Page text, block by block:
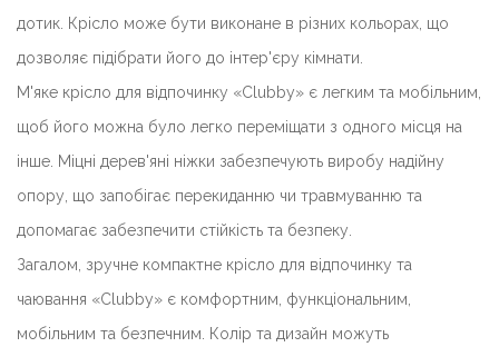
дотик. Крісло може бути виконане в різних кольорах, що
дозволяє підібрати його до інтер'єру кімнати.
М'яке крісло для відпочинку «Clubby» є легким та мобільним,
щоб його можна було легко переміщати з одного місця на
інше. Міцні дерев'яні ніжки забезпечують виробу надійну
опору, що запобігає перекиданню чи травмуванню та
допомагає забезпечити стійкість та безпеку.
Загалом, зручне компактне крісло для відпочинку та
чаювання «Clubby» є комфортним, функціональним,
мобільним та безпечним. Колір та дизайн можуть